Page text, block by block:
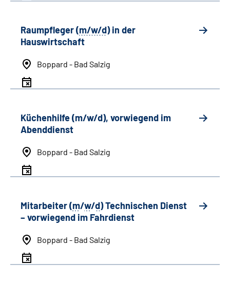
Raumpfleger (m/w/d) in der
Hauswirtschaft
Boppard - Bad Salzig
Küchenhilfe (m/w/d), vorwiegend im
Abenddienst
Boppard - Bad Salzig
Mitarbeiter (m/w/d) Technischen Dienst
– vorwiegend im Fahrdienst
Boppard - Bad Salzig